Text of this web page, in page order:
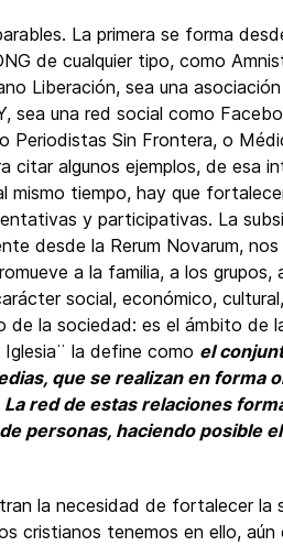
La primera se forma
de cualquier tipo, como
Liberación, sea una
sea una red social como
Periodistas Sin Frontera, o
citar algunos ejemplos, de esa
mismo tiempo, hay que
y participativas. La
desde la Rerum Novarum,
a la familia, a los grupos,
social, económico,
de la sociedad: es el ámbito de
la define como el
que se realizan en forma
red de estas relaciones
personas, haciendo posible
la necesidad de fortalecer
cristianos tenemos en ello,